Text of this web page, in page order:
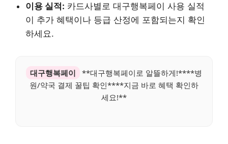
이용 실적: 카드사별로 대구행복페이 사용 실적
이 추가 혜택이나 등급 산정에 포함되는지 확인
하세요.
대구행복페이
**대구행복페이로 알뜰하게!****병
원/약국 결제 꿀팁 확인****지금 바로 혜택 확인하
세요!**